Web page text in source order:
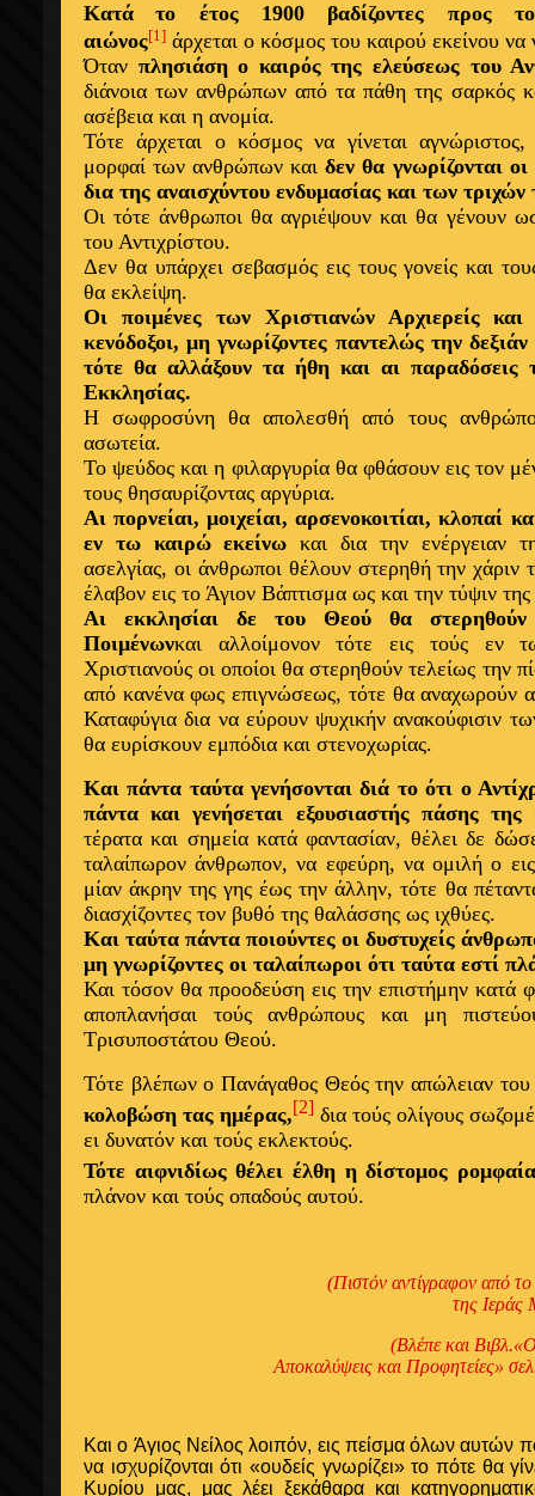
Κατά
το έτος 1900 βαδίζοντες προς
αιώνος[1] άρχεται ο κόσμος του καιρού εκείνου να
Όταν πλησιάση ο καιρός της ελεύσεως του
διάνοια των ανθρώπων από τα πάθη της σαρκός
ασέβεια και η ανομία.
Τότε άρχεται ο κόσμος να γίνεται αγνώριστος,
μορφαί των ανθρώπων και δεν θα γνωρίζονται
δια της αναισχύντου ενδυμασίας και των
Οι τότε άνθρωποι θα αγριέψουν και θα γένουν
του Αντιχρίστου.
Δεν θα υπάρχει σεβασμός εις τους γονείς και
θα εκλείψη.
Οι ποιμένες των Χριστιανών Αρχιερείς και
κενόδοξοι, μη γνωρίζοντες παντελώς την
τότε θα αλλάξουν τα ήθη και αι παραδόσεις
Εκκλησίας.
Η σωφροσύνη θα απολεσθή από τους
ασωτεία.
Το ψεύδος και η φιλαργυρία θα φθάσουν εις τον
τους θησαυρίζοντας αργύρια.
Αι πορνείαι, μοιχείαι, αρσενοκοιτίαι, κλοπαί
εν τω καιρώ εκείνω και δια την ενέργειαν
ασελγίας, οι άνθρωποι θέλουν στερηθή την
έλαβον εις το Άγιον Βάπτισμα ως και την τύψιν
Αι εκκλησίαι δε του Θεού θα
Ποιμένωνκαι αλλοίμονον τότε εις τούς εν
Χριστιανούς οι οποίοι θα στερηθούν τελείως την
από κανένα φως επιγνώσεως, τότε θα αναχωρούν
Καταφύγια δια να εύρουν ψυχικήν ανακούφισιν
θα ευρίσκουν εμπόδια και στενοχωρίας.
Και πάντα ταύτα γενήσονται διά το ότι ο
πάντα και γενήσεται εξουσιαστής πάσης της
τέρατα και σημεία κατά φαντασίαν, θέλει δε
ταλαίπωρον άνθρωπον, να εφεύρη, να ομιλή ο
μίαν άκρην της γης έως την άλλην, τότε θα
διασχίζοντες τον βυθό της θαλάσσης ως ιχθύες.
Και ταύτα πάντα ποιούντες οι δυστυχείς
μη γνωρίζοντες οι ταλαίπωροι ότι ταύτα εστί
Και τόσον θα προοδεύση εις την επιστήμην κατά
αποπλανήσαι τούς ανθρώπους και μη
Τρισυποστάτου Θεού.
Τότε βλέπων ο Πανάγαθος Θεός την απώλειαν του
κολοβώση τας ημέρας,[2] δια τούς ολίγους
ει δυνατόν και τούς εκλεκτούς.
Τότε αιφνιδίως θέλει έλθη η δίστομος ρομφαία
πλάνον και τούς οπαδούς αυτού.
(Πιστόν αντίγραφον από
της Ιεράς
(Βλέπε και
Αποκαλύψεις και Προφητείες»
Και ο Άγιος Νείλος λοιπόν, εις πείσμα όλων αυτών
να ισχυρίζονται ότι «ουδείς γνωρίζει» το πότε θα
Κυρίου μας, μας λέειξεκάθαρα και